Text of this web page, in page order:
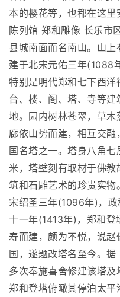
本的樱花等，也都在这
陈列馆 郑和雕像 长乐市
县城南面而名南山。山
建于北宋元佑三年(1088
特别是明代郑和七下西洋
台、楼、阁、塔、寺等
地。园内树林苍翠，草木
廊依山势而建，相互交
国名塔之一。塔身八角
米，塔壁刻有取材于佛
筑和石雕艺术的珍贵实
宋绍圣三年(1096年)，政
十一年(1413年)，郑和
寿而建，颇为不悦，说
国，遂题改塔名至今。
多次奉施喜舍修建该塔
郑和登塔俯瞰其停泊太